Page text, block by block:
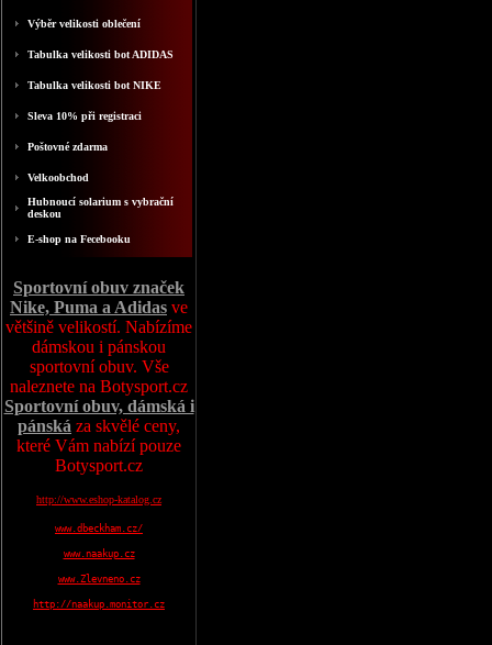
Výběr velikosti oblečení
Tabulka velikosti bot ADIDAS
Tabulka velikosti bot NIKE
Sleva 10% při registraci
Poštovné zdarma
Velkoobchod
Hubnoucí solarium s vybrační
deskou
E-shop na Fecebooku
Sportovní obuv značek
Nike, Puma a Adidas ve
většině velikostí. Nabízíme
dámskou i pánskou
sportovní obuv. Vše
naleznete na Botysport.cz
Sportovní obuv, dámská i
pánská za skvělé ceny,
které Vám nabízí pouze
Botysport.cz
http://www.eshop-katalog.cz
www.dbeckham.cz/
www.naakup.cz
www.Zlevneno.cz
http://naakup.monitor.cz